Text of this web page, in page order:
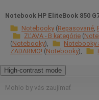
Notebook HP EliteBook 850
Notebooky Repasované
ZĽAVA - B kategórie
Notebooky
Notebooky
ZADARMO! Notebooky
High-contrast mode
Mohlo by vás zaujímať